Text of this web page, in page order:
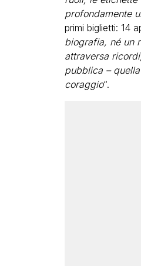
profondamente
primi biglietti: 14
biografia, né un
attraversa
pubblica –
coraggio“.